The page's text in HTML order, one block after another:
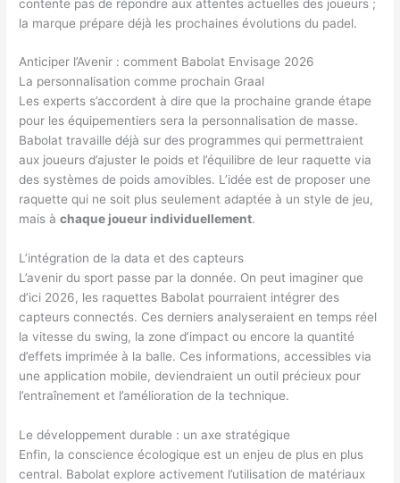
contente pas de répondre aux attentes actuelles des joueurs ;
la marque prépare déjà les prochaines évolutions du padel.
Anticiper l’Avenir : comment Babolat Envisage 2026
La personnalisation comme prochain Graal
Les experts s’accordent à dire que la prochaine grande étape
pour les équipementiers sera la personnalisation de masse.
Babolat travaille déjà sur des programmes qui permettraient
aux joueurs d’ajuster le poids et l’équilibre de leur raquette via
des systèmes de poids amovibles. L’idée est de proposer une
raquette qui ne soit plus seulement adaptée à un style de jeu,
mais àchaque joueur individuellement.
L’intégration de la data et des capteurs
L’avenir du sport passe par la donnée. On peut imaginer que
d’ici 2026, les raquettes Babolat pourraient intégrer des
capteurs connectés. Ces derniers analyseraient en temps réel
la vitesse du swing, la zone d’impact ou encore la quantité
d’effets imprimée à la balle. Ces informations, accessibles via
une application mobile, deviendraient un outil précieux pour
l’entraînement et l’amélioration de la technique.
Le développement durable : un axe stratégique
Enfin, la conscience écologique est un enjeu de plus en plus
central. Babolat explore activement l’utilisation de matériaux